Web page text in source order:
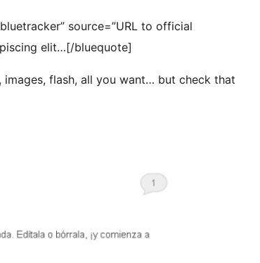
source=”URL to official
elit…[/bluequote]
flash, all you want… but check that